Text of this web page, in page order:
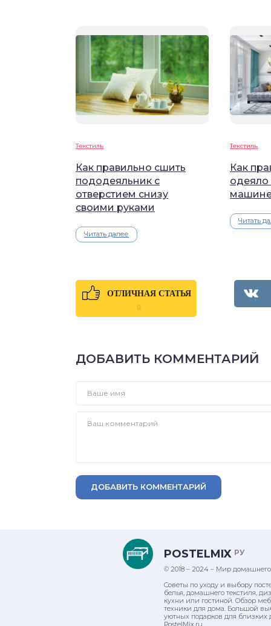
Текстиль
Как правильно сшить
пододеяльник с
отверстием снизу
своими руками
Читать далее
Текстиль
Как
одеяло
Читать
ОТЛИЧНАЯ СТАТЬЯ
0
ДОБАВИТЬ КОММЕНТАРИЙ
ДОБАВИТЬ КОММЕНТАРИЙ
POSTELMIX РУ
© 2018 – 2024 – Мир
Советы по уходу и выбору
белья, домашнего текстиля,
кухни или гостиной. Обзор
техники для дома. Большой
уютных подарков для близких
PostelMix.ru